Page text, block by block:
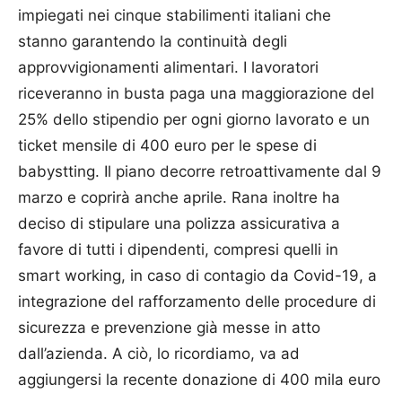
impiegati nei cinque stabilimenti italiani che
stanno garantendo la continuità degli
approvvigionamenti alimentari. I lavoratori
riceveranno in busta paga una maggiorazione del
25% dello stipendio per ogni giorno lavorato e un
ticket mensile di 400 euro per le spese di
babystting. Il piano decorre retroattivamente dal 9
marzo e coprirà anche aprile. Rana inoltre ha
deciso di stipulare una polizza assicurativa a
favore di tutti i dipendenti, compresi quelli in
smart working, in caso di contagio da Covid-19, a
integrazione del rafforzamento delle procedure di
sicurezza e prevenzione già messe in atto
dall’azienda. A ciò, lo ricordiamo, va ad
aggiungersi la recente donazione di 400 mila euro